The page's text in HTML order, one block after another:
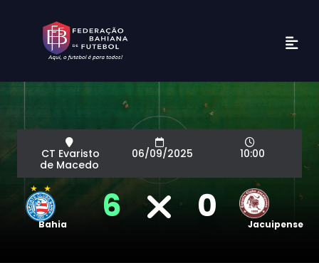
CT Evaristo
de Macedo
06/09/2025 10:00
Bahia 6 0 Jacuipense